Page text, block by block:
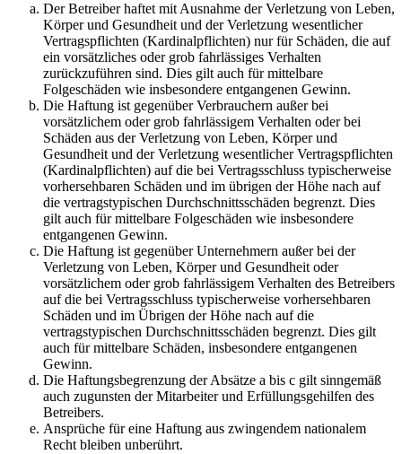
Der Betreiber haftet mit Ausnahme der Verletzung von Leben,
Körper und Gesundheit und der Verletzung wesentlicher
Vertragspflichten (Kardinalpflichten) nur für Schäden, die auf
ein vorsätzliches oder grob fahrlässiges Verhalten
zurückzuführen sind. Dies gilt auch für mittelbare
Folgeschäden wie insbesondere entgangenen Gewinn.
Die Haftung ist gegenüber Verbrauchern außer bei
vorsätzlichem oder grob fahrlässigem Verhalten oder bei
Schäden aus der Verletzung von Leben, Körper und
Gesundheit und der Verletzung wesentlicher Vertragspflichten
(Kardinalpflichten) auf die bei Vertragsschluss typischerweise
vorhersehbaren Schäden und im übrigen der Höhe nach auf
die vertragstypischen Durchschnittsschäden begrenzt. Dies
gilt auch für mittelbare Folgeschäden wie insbesondere
entgangenen Gewinn.
Die Haftung ist gegenüber Unternehmern außer bei der
Verletzung von Leben, Körper und Gesundheit oder
vorsätzlichem oder grob fahrlässigem Verhalten des Betreibers
auf die bei Vertragsschluss typischerweise vorhersehbaren
Schäden und im Übrigen der Höhe nach auf die
vertragstypischen Durchschnittsschäden begrenzt. Dies gilt
auch für mittelbare Schäden, insbesondere entgangenen
Gewinn.
Die Haftungsbegrenzung der Absätze a bis c gilt sinngemäß
auch zugunsten der Mitarbeiter und Erfüllungsgehilfen des
Betreibers.
Ansprüche für eine Haftung aus zwingendem nationalem
Recht bleiben unberührt.